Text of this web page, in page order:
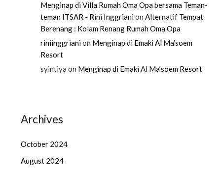
Menginap di Villa Rumah Oma Opa bersama Teman-
teman ITSAR - Rini InggrianionAlternatif Tempat
Berenang : Kolam Renang Rumah Oma Opa
riniinggrianion Menginap di Emaki Al Ma’soem
Resort
syintiya on Menginap di Emaki Al Ma’soem Resort
Archives
October 2024
August 2024